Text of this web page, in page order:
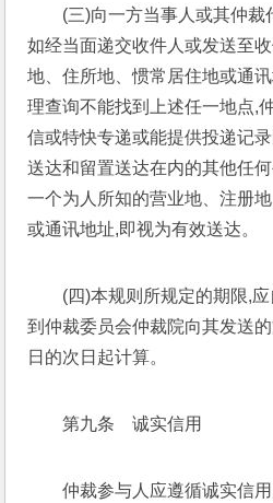
(三)向一方当事人或其仲裁
如经当面递交收件人或发送至
地、住所地、惯常居住地或通
理查询不能找到上述任一地点,
信或特快专递或能提供投递记
送达和留置送达在内的其他任
一个为人所知的营业地、注册
或通讯地址,即视为有效送达。
(四)本规则所规定的期限,
到仲裁委员会仲裁院向其发送
日的次日起计算。
第九条　诚实信用
仲裁参与人应遵循诚实信